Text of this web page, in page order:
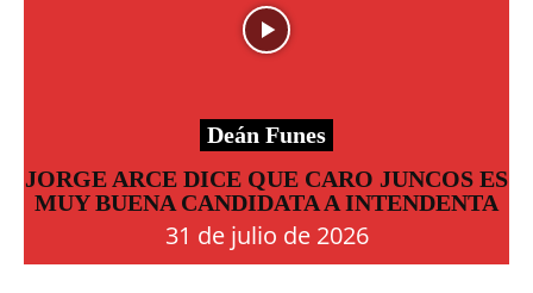
Deán Funes
JORGE ARCE DICE QUE CARO JUNCOS ES
MUY BUENA CANDIDATA A INTENDENTA
31 de julio de 2026